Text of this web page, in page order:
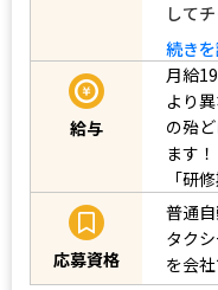
して
続き
給与
月給
より異
の殆
ます！
「研
応募資格
普通
タク
を会